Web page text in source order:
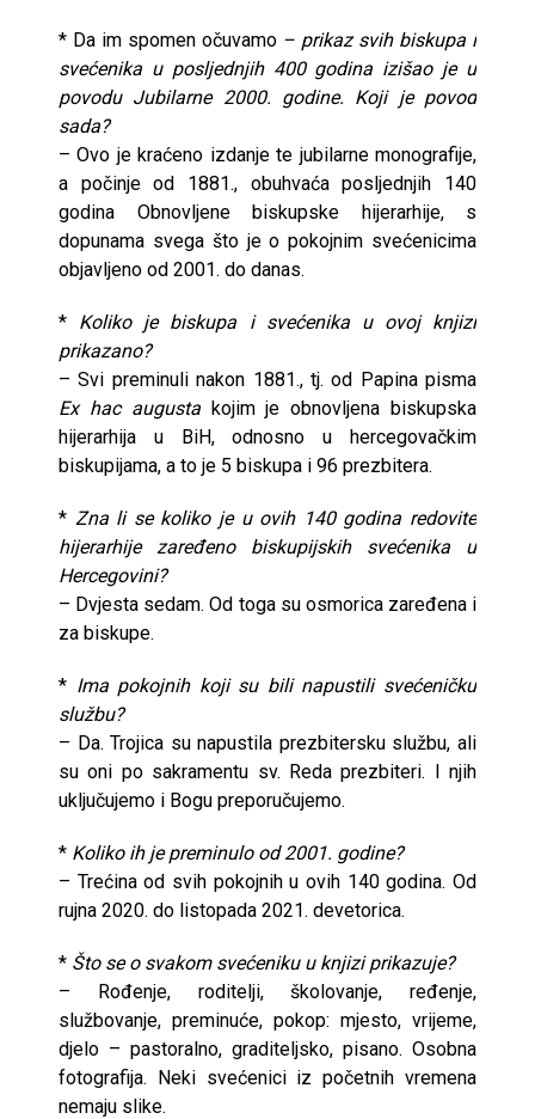
* Da im spomen očuvamo– prikaz svih biskupa i
svećenika u posljednjih 400 godina izišao je u
povodu Jubilarne 2000. godine. Koji je povod
sada?
– Ovo je kraćeno izdanje te jubilarne monografije,
a počinje od 1881., obuhvaća posljednjih 140
godina Obnovljene biskupske hijerarhije, s
dopunama svega što je o pokojnim svećenicima
objavljeno od 2001. do danas.
* Koliko je biskupa i svećenika u ovoj knjizi
prikazano?
– Svi preminuli nakon 1881., tj. od Papina pisma
Ex hac augustakojim je obnovljena biskupska
hijerarhija u BiH, odnosno u hercegovačkim
biskupijama, a to je 5 biskupa i 96 prezbitera.
* Zna li se koliko je u ovih 140 godina redovite
hijerarhije zaređeno biskupijskih svećenika u
Hercegovini?
– Dvjesta sedam. Od toga su osmorica zaređena i
za biskupe.
* Ima pokojnih koji su bili napustili svećeničku
službu?
– Da. Trojica su napustila prezbitersku službu, ali
su oni po sakramentu sv. Reda prezbiteri. I njih
uključujemo i Bogu preporučujemo.
* Koliko ih je preminulo od 2001. godine?
– Trećina od svih pokojnih u ovih 140 godina. Od
rujna 2020. do listopada 2021. devetorica.
* Što se o svakom svećeniku u knjizi prikazuje?
– Rođenje, roditelji, školovanje, ređenje,
službovanje, preminuće, pokop: mjesto, vrijeme,
djelo – pastoralno, graditeljsko, pisano. Osobna
fotografija. Neki svećenici iz početnih vremena
nemaju slike.